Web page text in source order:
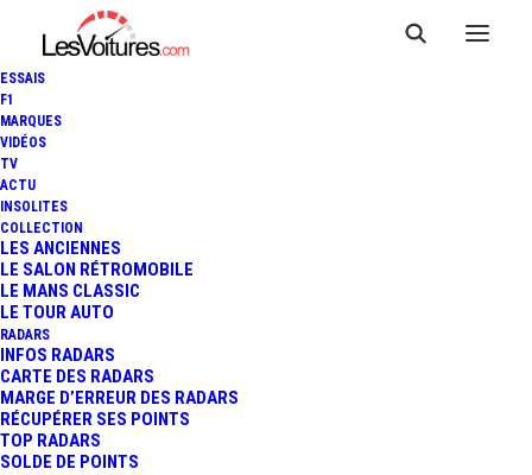
ESSAIS
F1
MARQUES
VIDÉOS
TV
ACTU
INSOLITES
COLLECTION
LES ANCIENNES
LE SALON RÉTROMOBILE
LE MANS CLASSIC
LE TOUR AUTO
RADARS
INFOS RADARS
CARTE DES RADARS
MARGE D’ERREUR DES RADARS
RÉCUPÉRER SES POINTS
TOP RADARS
SOLDE DE POINTS
14 mai 2020